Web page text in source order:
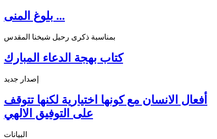
بلوغ المنى ...
بمناسبة ذكرى رحيل شيخنا المقدس
كتاب بهجة الدعاء المبارك
إصدار جديد
أفعال الانسان مع كونها اختيارية لكنها تتوقف
على التوفيق الالهي
البيانات